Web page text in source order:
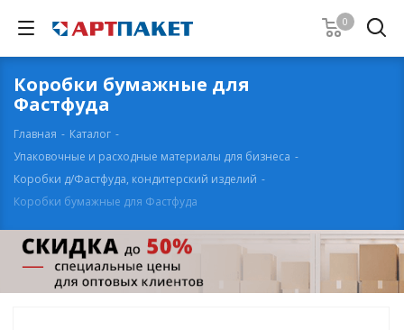
0
Коробки бумажные для
Фастфуда
Главная - Каталог -
Упаковочные и расходные материалы для бизнеса -
Коробки д/Фастфуда, кондитерский изделий -
Коробки бумажные для Фастфуда